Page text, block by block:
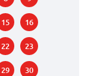
15 16
22 23
29 30